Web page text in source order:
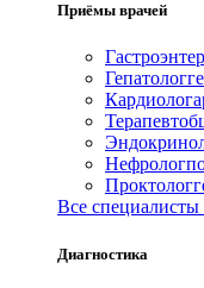
Приёмы врачей
Гепатолог
Кардиолог
Терапевт
Нефролог
Проктолог
Все
Диагностика